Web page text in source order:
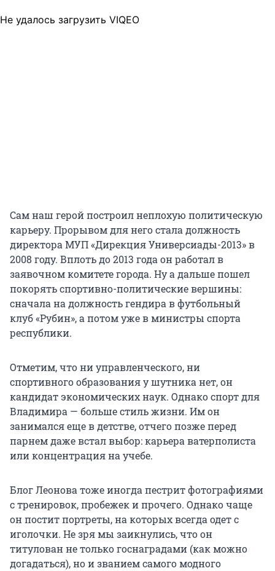
Не удалось загрузить VIQEO
Сам наш герой построил неплохую политическую
карьеру. Прорывом для него стала должность
директора МУП «Дирекция Универсиады-2013» в
2008 году. Вплоть до 2013 года он работал в
заявочном комитете города. Ну а дальше пошел
покорять спортивно-политические вершины:
сначала на должность гендира в футбольный
клуб «Рубин», а потом уже в министры спорта
республики.
Отметим, что ни управленческого, ни
спортивного образования у шутника нет, он
кандидат экономических наук. Однако спорт для
Владимира — больше стиль жизни. Им он
занимался еще в детстве, отчего позже перед
парнем даже встал выбор: карьера ватерполиста
или концентрация на учебе.
Блог Леонова тоже иногда пестрит фотографиями
с тренировок, пробежек и прочего. Однако чаще
он постит портреты, на которых всегда одет с
иголочки. Не зря мы заикнулись, что он
титулован не только госнаградами (как можно
догадаться), но и званием самого модного